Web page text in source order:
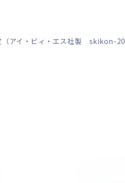
（アイ・ビィ・エス社製 skikon-